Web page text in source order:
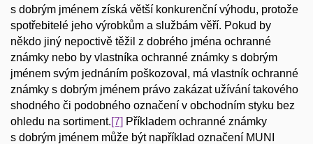
s dobrým jménem získá větší konkurenční výhodu, protože
spotřebitelé jeho výrobkům a službám věří. Pokud by
někdo jiný nepoctivě těžil z dobrého jména ochranné
známky nebo by vlastníka ochranné známky s dobrým
jménem svým jednáním poškozoval, má vlastník ochranné
známky s dobrým jménem právo zakázat užívání takového
shodného či podobného označení v obchodním styku bez
ohledu na sortiment.[7] Příkladem ochranné známky
s dobrým jménem může být například označení MUNI